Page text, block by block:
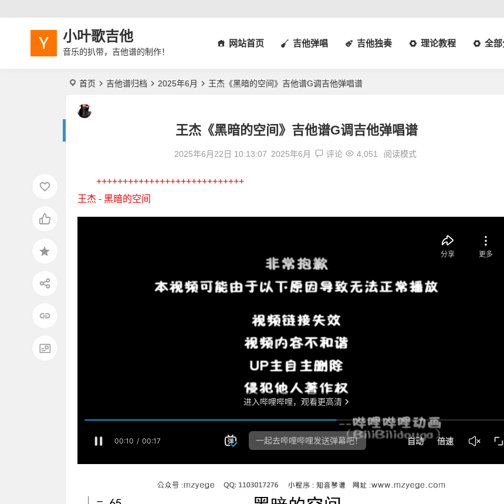
小叶歌吉他
音乐的扒带，吉他谱的制作！
网站首页 吉他弹唱 吉他独奏 理论教程 全
首页 吉他谱归档 2025年6月 王杰《黑暗的空间》吉他谱G调吉他弹唱谱
王杰《黑暗的空间》吉他谱G调吉他弹唱谱
2025年6月22日 10:13:07 2025年6月 评论 4,051 阅读模式
++++++++++++++++++++++++++++
王杰 - 黑暗的空间